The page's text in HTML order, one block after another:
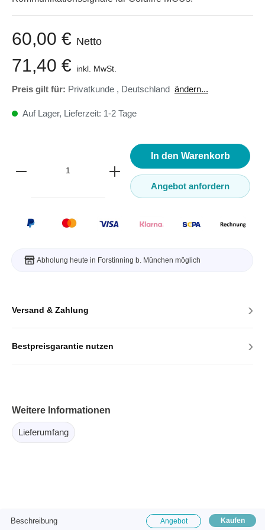
60,00 € Netto
71,40 € inkl. MwSt.
Preis gilt für: Privatkunde , Deutschland ändern...
Auf Lager, Lieferzeit: 1-2 Tage
In den Warenkorb
Angebot anfordern
Abholung heute in Forstinning b. München möglich
Versand & Zahlung ›
Bestpreisgarantie nutzen ›
Weitere Informationen
Lieferumfang
Beschreibung Angebot Kaufen